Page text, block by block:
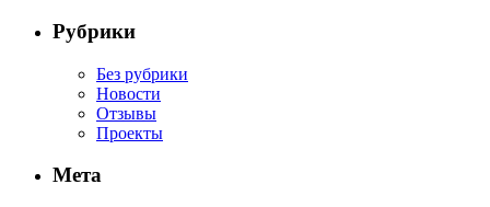
Рубрики
Без рубрики
Новости
Отзывы
Проекты
Мета